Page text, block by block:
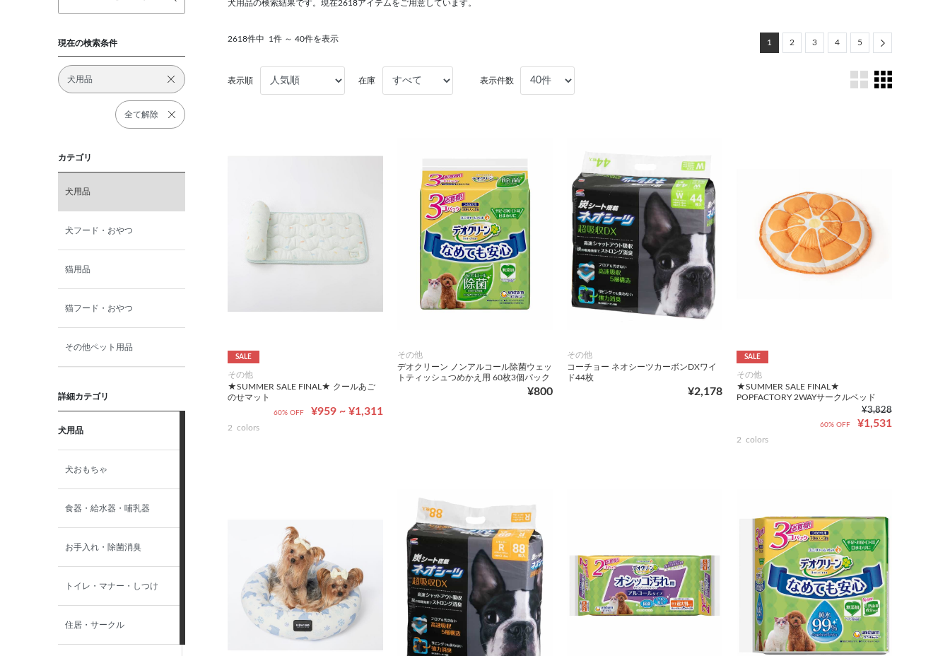
現在の検索条件
犬用品
全て解除
カテゴリ
犬用品
犬フード・おやつ
猫用品
猫フード・おやつ
その他ペット用品
詳細カテゴリ
犬用品
犬おもちゃ
食器・給水器・哺乳器
お手入れ・除菌消臭
トイレ・マナー・しつけ
住居・サークル
犬用品の検索結果です。現在2618アイテムをご用意しています。
2618件中 1件 ～ 40件を表示 1 2 3 4 5 Next
表示順 在庫 表示件数
SALE
その他
★SUMMER SALE FINAL★ クールあご
のせマット
¥959 ~ ¥1,311
60% OFF
2 colors
その他
デオクリーン ノンアルコール除菌ウェッ
トティッシュつめかえ用 60枚3個パック
¥800
その他
コーチョー ネオシーツカーボンDXワイ
ド44枚
¥2,178
SALE
その他
★SUMMER SALE FINAL★
POPFACTORY 2WAYサークルベッド
¥3,828
¥1,531
60% OFF
2 colors